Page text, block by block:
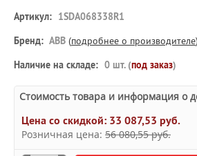
Артикул: 1SDA068338R1
Бренд: ABB (подробнее о производителе)
Наличие на складе: 0 шт. (под заказ)
Стоимость товара и информация о
Цена со скидкой: 33 087,53 руб.
Розничная цена: 56 080,55 руб.